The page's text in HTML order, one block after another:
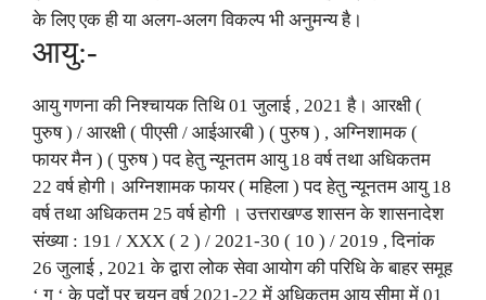
के लिए एक ही या अलग-अलग विकल्प भी अनुमन्य है।
आयु:-
आयु गणना की निश्चायक तिथि 01 जुलाई , 2021 है। आरक्षी (
पुरुष ) / आरक्षी ( पीएसी / आईआरबी ) ( पुरुष ) , अग्निशामक (
फायर मैन ) ( पुरुष ) पद हेतु न्यूनतम आयु 18 वर्ष तथा अधिकतम
22 वर्ष होगी। अग्निशामक फायर ( महिला ) पद हेतु न्यूनतम आयु 18
वर्ष तथा अधिकतम 25 वर्ष होगी । उत्तराखण्ड शासन के शासनादेश
संख्या : 191 / XXX ( 2 ) / 2021-30 ( 10 ) / 2019 , दिनांक
26 जुलाई , 2021 के द्वारा लोक सेवा आयोग की परिधि के बाहर समूह
‘ ग ‘ के पदों पर चयन वर्ष 2021-22 में अधिकतम आयु सीमा में 01